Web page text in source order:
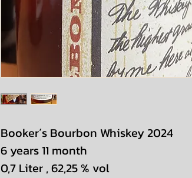
Booker´s Bourbon Whiskey 2024
6 years 11 month
0,7 Liter , 62,25 % vol